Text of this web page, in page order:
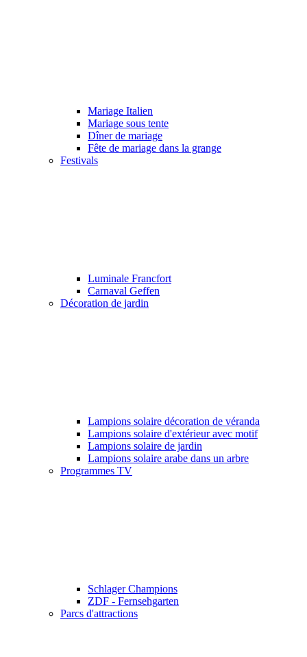
Mariage Italien
Mariage sous tente
Dîner de mariage
Fête de mariage dans la grange
Festivals
Luminale Francfort
Carnaval Geffen
Décoration de jardin
Lampions solaire décoration de véranda
Lampions solaire d'extérieur avec motif
Lampions solaire de jardin
Lampions solaire arabe dans un arbre
Programmes TV
Schlager Champions
ZDF - Fernsehgarten
Parcs d'attractions